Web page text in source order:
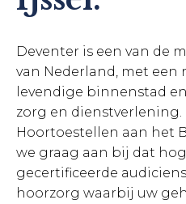
Deventer is een van de
van Nederland, met een
levendige binnenstad
zorg en dienstverlening.
Hoortoestellen aan het
we graag aan bij dat
gecertificeerde
hoorzorg waarbij uw